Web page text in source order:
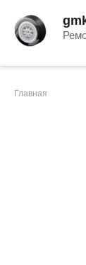
контенту
Главная